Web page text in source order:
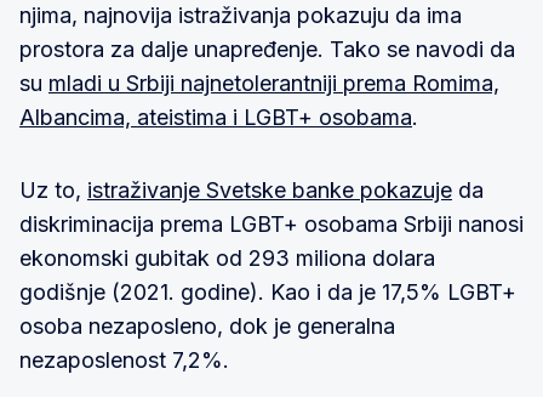
njima, najnovija istraživanja pokazuju da ima
prostora za dalje unapređenje. Tako se navodi da
su mladi u Srbiji najnetolerantniji prema Romima,
Albancima, ateistima i LGBT+ osobama.
Uz to, istraživanje Svetske banke pokazuje da
diskriminacija prema LGBT+ osobama Srbiji nanosi
ekonomski gubitak od 293 miliona dolara
godišnje (2021. godine). Kao i da je 17,5% LGBT+
osoba nezaposleno, dok je generalna
nezaposlenost 7,2%.